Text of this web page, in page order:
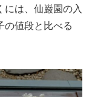
には、仙巌園の入
の値段と比べる